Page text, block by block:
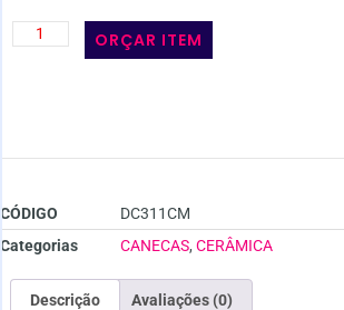
ORÇAR ITEM
CÓDIGO
DC311CM
Categorias
CANECAS, CERÂMICA
Descrição Avaliações (0)